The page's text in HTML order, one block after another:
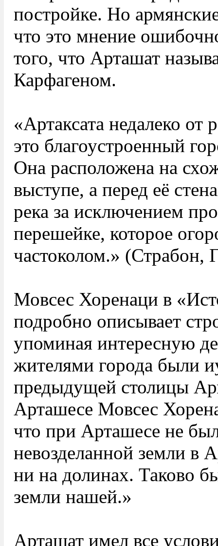
постройке. Но
что это мнение
того, что Арташат
Карфагеном.
«Артаксата недалеко
это благоустроенный
Она расположена на
выступе, а перед её
река за исключением
перешейке, которое
частоколом.» (Страбон,
Мовсес Хоренаци в
подробно описывает
упоминая интересную
жителями города были
предыдущей столицы
Арташесе Мовсес
что при Арташесе не
невозделанной земли в
ни на долинах. Таково
земли нашей.»
Арташат имел все